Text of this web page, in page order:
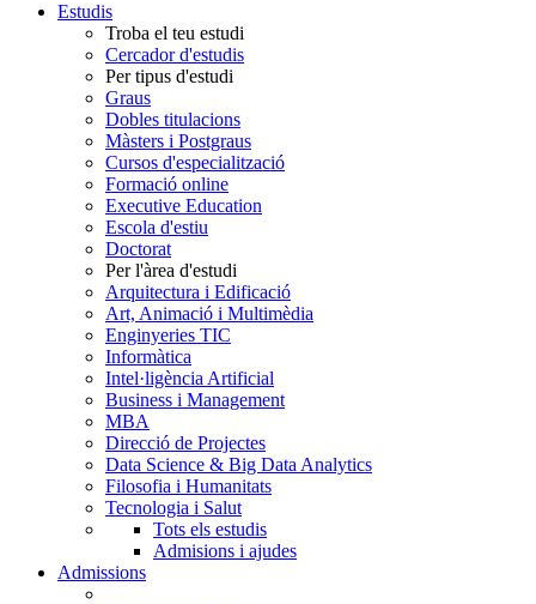
Estudis
Troba el teu estudi
Cercador d'estudis
Per tipus d'estudi
Graus
Dobles titulacions
Màsters i Postgraus
Cursos d'especialització
Formació online
Executive Education
Escola d'estiu
Doctorat
Per l'àrea d'estudi
Arquitectura i Edificació
Art, Animació i Multimèdia
Enginyeries TIC
Informàtica
Intel·ligència Artificial
Business i Management
MBA
Direcció de Projectes
Data Science & Big Data Analytics
Filosofia i Humanitats
Tecnologia i Salut
Tots els estudis
Admisions i ajudes
Admissions